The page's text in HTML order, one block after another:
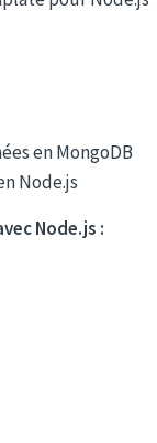
en MongoDB
Node.js
Node.js :